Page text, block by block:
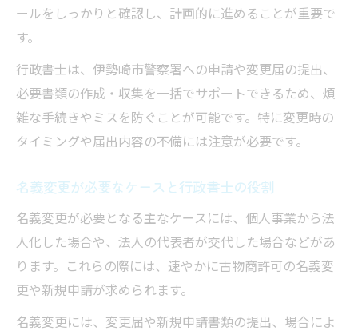
ールをしっかりと確認し、計画的に進めることが重要で
す。
行政書士は、伊勢崎市警察署への申請や変更届の提出、
必要書類の作成・収集を一括でサポートできるため、煩
雑な手続きやミスを防ぐことが可能です。特に変更時の
タイミングや届出内容の不備には注意が必要です。
名義変更が必要なケースと行政書士の役割
名義変更が必要となる主なケースには、個人事業から法
人化した場合や、法人の代表者が交代した場合などがあ
ります。これらの際には、速やかに古物商許可の名義変
更や新規申請が求められます。
名義変更には、変更届や新規申請書類の提出、場合によ